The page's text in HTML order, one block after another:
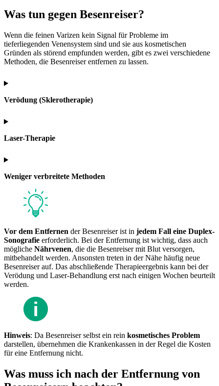
Was tun gegen Besenreiser?
Wenn die feinen Varizen kein Signal für Probleme im
tieferliegenden Venensystem sind und sie aus kosmetischen
Gründen als störend empfunden werden, gibt es zwei verschiedene
Methoden, die Besenreiser entfernen zu lassen.
Verödung (Sklerotherapie)
Laser-Therapie
Weniger verbreitete Methoden
Vor dem Entfernen der Besenreiser ist in jedem Fall eine Duplex-
Sonografie erforderlich. Bei der Entfernung ist wichtig, dass auch
mögliche Nährvenen, die die Besenreiser mit Blut versorgen,
mitbehandelt werden. Ansonsten treten in der Nähe häufig neue
Besenreiser auf. Das abschließende Therapieergebnis kann bei der
Verödung und Laser-Behandlung erst nach einigen Wochen beurteilt
werden.
Hinweis: Da Besenreiser selbst ein rein kosmetisches Problem
darstellen, übernehmen die Krankenkassen in der Regel die Kosten
für eine Entfernung nicht.
Was muss ich nach der Entfernung von